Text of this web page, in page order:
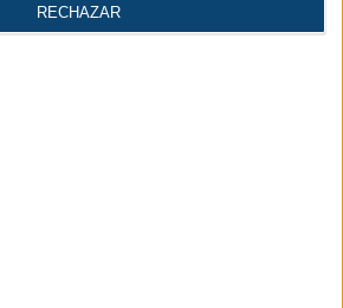
RECHAZAR